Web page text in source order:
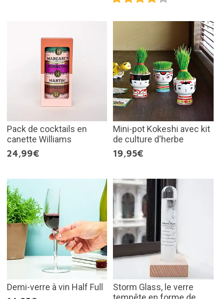
Pack de cocktails en
canette Williams
24,99€
Mini-pot Kokeshi avec kit
de culture d'herbe
19,95€
Demi-verre à vin Half Full
Storm Glass, le verre